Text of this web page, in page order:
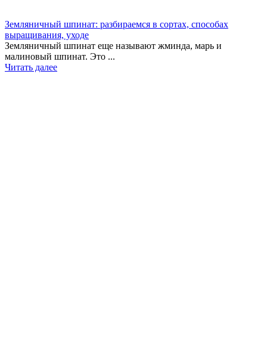
Земляничный шпинат: разбираемся в сортах, способах
выращивания, уходе
Земляничный шпинат еще называют жминда, марь и
малиновый шпинат. Это ...
Читать далее